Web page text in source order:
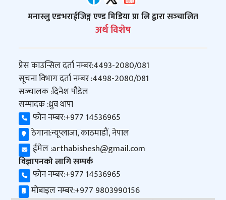
मनास्लु एडभराईजिङ्ग एण्ड मिडिया प्रा लि द्वारा सञ्‍चालित
अर्थ विशेष
प्रेस काउन्सिल दर्ता नम्बर:4493-2080/081
सूचना विभाग दर्ता नम्बर :4498-2080/081
सञ्‍चालक :दिनेश पौडेल
सम्पादक :ध्रुव थापा
फोन नम्बर:+977 14536965
ठेगाना:न्यूप्लाजा, काठमाडौं, नेपाल
ईमेल :arthabishesh@gmail.com
विज्ञापनको लागि सम्पर्क
फोन नम्बर:+977 14536965
मोबाइल नम्बर:+977 9803990156